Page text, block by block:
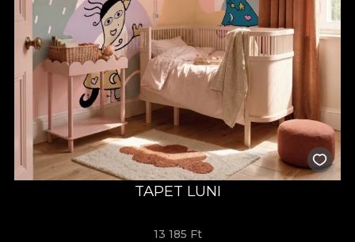
de excepție, suprafețele bidimensionale (arta murală și tapetul
VLAdiLA) și obiectele tridimensionale (corpurile de iluminat)
coexistă într-un ecosistem poetic absolut. Lumina, forma și
emoția fuzionează pentru a crea o experiență spațială
coerentă și profund contemporană. Asemenea corpurilor de
iluminat care aduc o prezență caldă și o materialitate subtilă în
cameră, compozițiile murale MIMICA sunt concepute pentru a
emana sensibilitate și a dicta o stare de bine. Prin această
lansare, VLAdiLAcontinuă să inoveze la intersecția dintre arta
decorativă, designul de interior și psihologia spațiului,
consolidând un univers românesc original, recognoscibil
internațional, în care copilăria este celebrată prin poezie
TAPET LUNI
13 185 Ft